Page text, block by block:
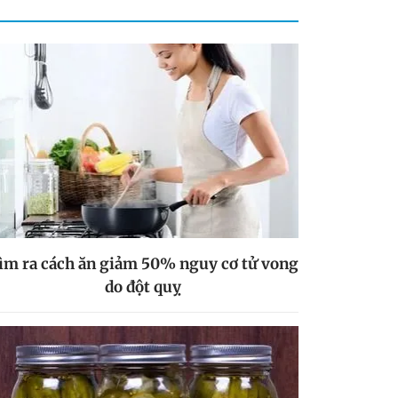
ra cách ăn giảm 50% nguy cơ tử vong
do đột quỵ